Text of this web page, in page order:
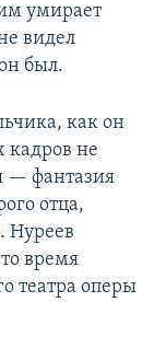
умирает
видел
был.
как он
кадров не
— фантазия
отца,
Нуреев
время
театра оперы